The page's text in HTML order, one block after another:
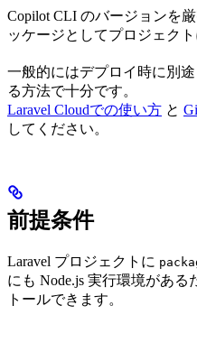
Copilot CLI のバージョンを
ッケージとしてプロジェク
一般的にはデプロイ時に別
る方法で十分です。
Laravel Cloudでの使い方 と
してください。
前提条件
Laravel プロジェクトに
にも Node.js 実行環境がある
トールできます。